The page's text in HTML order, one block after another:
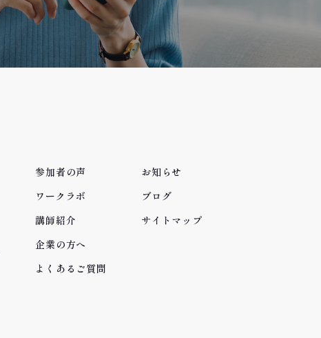
参加者の声
ワークラボ
講師紹介
企業の方へ
よくあるご質問
お知らせ
ブログ
サイトマップ